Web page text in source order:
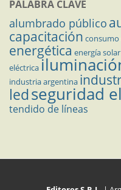
PALABRA CLAVE
alumbrado público
capacitación consumo
energética energía solar
eléctrica
industria argentina
ledseguridad
tendido de líneas